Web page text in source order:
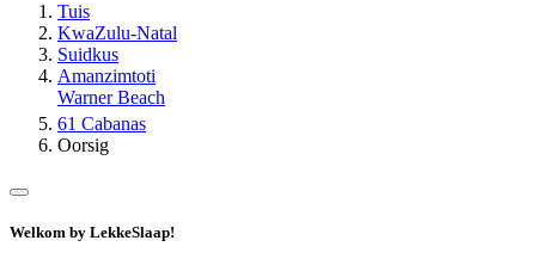
Tuis
KwaZulu-Natal
Suidkus
Amanzimtoti
Warner Beach
61 Cabanas
Oorsig
Welkom by LekkeSlaap!